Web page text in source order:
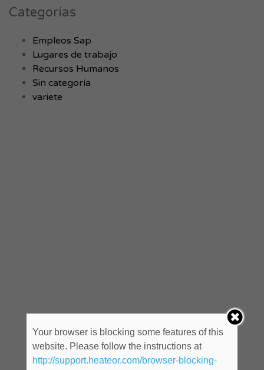
Categorías
Empleos Sap
Lugares de trabajo
Recursos Humanos
Sin categoría
variete
Your browser is blocking some features of this
website. Please follow the instructions at
http://support.heateor.com/browser-blocking-